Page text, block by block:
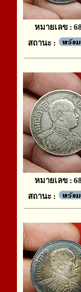
หมายเลข :
สถานะ :
หมายเลข :
สถานะ :